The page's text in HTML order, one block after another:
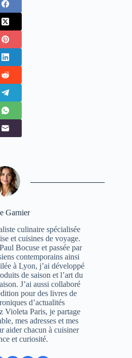
Garnier
culinaire spécialisée
et cuisines de voyage.
Bocuse et passée par
contemporains ainsi
à Lyon, j’ai développé
de saison et l’art du
J’ai aussi collaboré
pour des livres de
d’actualités
Violeta Paris, je partage
mes adresses et mes
aider chacun à cuisiner
et curiosité.